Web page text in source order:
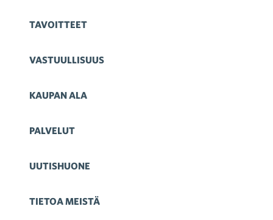
TAVOITTEET
VASTUULLISUUS
KAUPAN ALA
PALVELUT
UUTISHUONE
TIETOA MEISTÄ